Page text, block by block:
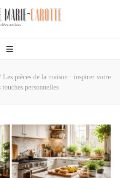
Déco De
Les pièces de la maison : inspirer votre
touches personnelles